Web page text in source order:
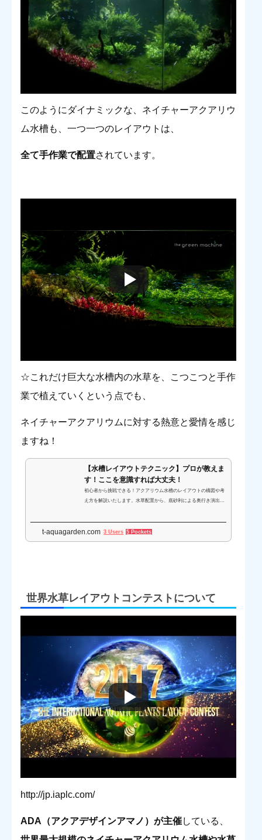
このようにダイナミックな、ネイチャーアクアリウ
ム水槽も、一つ一つのレイアウトは、
全て手作業で配置されています。
☆これだけ巨大な水槽内の水草を、こつこつと手作
業で植えていくという点でも、
ネイチャーアクアリウムに対する熱意と愛情を感じ
ますね！
【水槽レイアウトテクニック】プロが教えま
す！ここを意識すれば大丈夫！
初心者から挑戦できる！アクアリウム水槽のレイアウトの構図や考
え方を解説いたします。水草配置から、底砂利による奥行き演出法
ら、是非ご一読ください。
t-aquagarden.com 3 Users 5 Pockets
世界水草レイアウトコンテストについて
http://jp.iaplc.com/
ADA（アクアデザインアマノ）が主催している、